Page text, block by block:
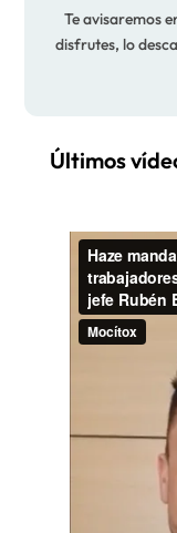
Te avisaremos
disfrutes, lo
Últimos